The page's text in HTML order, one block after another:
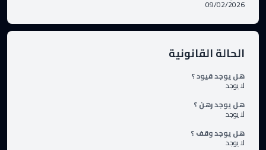
09/02/2026
الحالة القانونية
هل يوجد قيود ؟
لا يوجد
هل يوجد رهن ؟
لا يوجد
هل يوجد وقف ؟
لا يوجد